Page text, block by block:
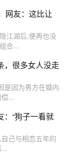
网友：这比让
江湖后,便再也没
合...
，很多女人没走
是因为男方在婚内
...
“狗子一看就
己与相恋五年的